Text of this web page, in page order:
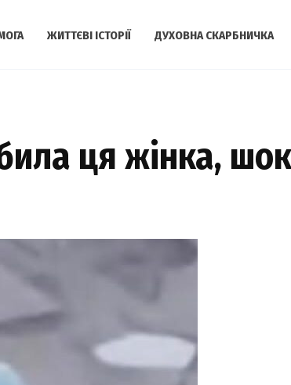
ЖИТТЄВІ ІСТОРІЇ ДУХОВНА СКАРБНИЧКА
ця жiнка,